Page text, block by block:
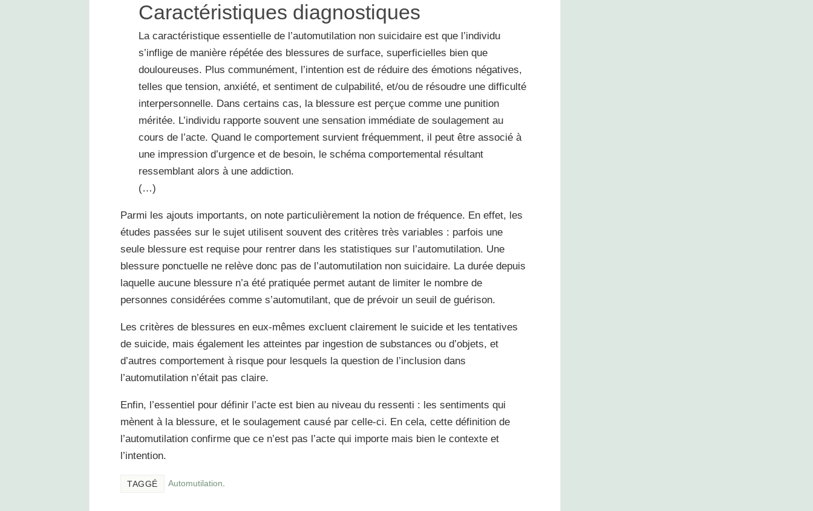
Caractéristiques diagnostiques
La caractéristique essentielle de l’automutilation non suicidaire est que l’individu
s’inflige de manière répétée des blessures de surface, superficielles bien que
douloureuses. Plus communément, l’intention est de réduire des émotions négatives,
telles que tension, anxiété, et sentiment de culpabilité, et/ou de résoudre une difficulté
interpersonnelle. Dans certains cas, la blessure est perçue comme une punition
méritée. L’individu rapporte souvent une sensation immédiate de soulagement au
cours de l’acte. Quand le comportement survient fréquemment, il peut être associé à
une impression d’urgence et de besoin, le schéma comportemental résultant
ressemblant alors à une addiction.
(…)
Parmi les ajouts importants, on note particulièrement la notion de fréquence. En effet, les
études passées sur le sujet utilisent souvent des critères très variables : parfois une
seule blessure est requise pour rentrer dans les statistiques sur l’automutilation. Une
blessure ponctuelle ne relève donc pas de l’automutilation non suicidaire. La durée depuis
laquelle aucune blessure n’a été pratiquée permet autant de limiter le nombre de
personnes considérées comme s’automutilant, que de prévoir un seuil de guérison.
Les critères de blessures en eux-mêmes excluent clairement le suicide et les tentatives
de suicide, mais également les atteintes par ingestion de substances ou d’objets, et
d’autres comportement à risque pour lesquels la question de l’inclusion dans
l’automutilation n’était pas claire.
Enfin, l’essentiel pour définir l’acte est bien au niveau du ressenti : les sentiments qui
mènent à la blessure, et le soulagement causé par celle-ci. En cela, cette définition de
l’automutilation confirme que ce n’est pas l’acte qui importe mais bien le contexte et
l’intention.
TAGGÉ Automutilation.